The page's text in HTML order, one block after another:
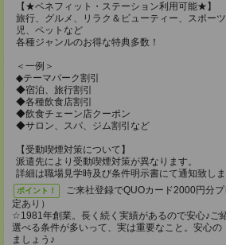
【★ベネフィット・ステーション利用可能★】
旅行、グルメ、リラク＆ビューティー、スポー
児、ペットなど
各種ジャンルのお得な特典多数！
＜一例＞
◆テーマパーク割引
◆宿泊、旅行割引
◆各種飲食店割引
◆飲食チェーン店クーポン
◆サロン、スパ、ジム割引など
【受動喫煙対策について】
派遣先により受動喫煙対策が異なります。
詳細は職場見学時及び条件明示書にて通知致しま
ポイント！
ご来社登録でQUOカード2000円分
定あり）
☆1981年創業。長く続く実績があるので安心♪ご
選べる条件が多いって、実は重要なこと。安心の
ましょう♪